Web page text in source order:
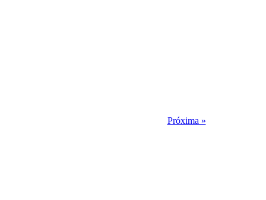
Próxima »